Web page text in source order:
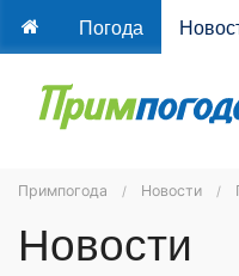
Погода
Примпогода Новости
Новости